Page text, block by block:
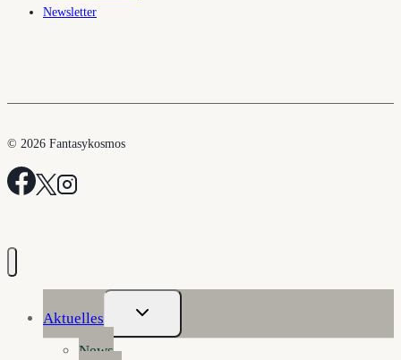
Newsletter
© 2026 Fantasykosmos
Aktuelles
Untermenü
Umschalten
News